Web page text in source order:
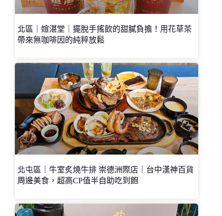
北區｜媗湛堂｜擺脫手搖飲的甜膩負擔！用花草茶
帶來無咖啡因的純粹放鬆
北屯區｜牛室炙燒牛排 崇德洲際店｜台中漢神百貨
周邊美食，超高CP值半自助吃到飽